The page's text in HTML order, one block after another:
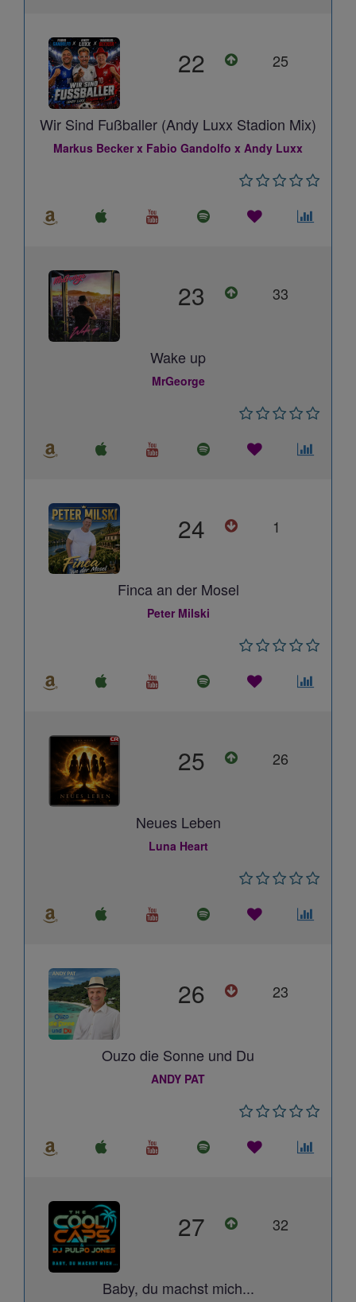
22 25
Wir Sind Fußballer (Andy Luxx Stadion Mix)
Markus Becker x Fabio Gandolfo x Andy Luxx
23 33
Wake up
MrGeorge
24 1
Finca an der Mosel
Peter Milski
25 26
Neues Leben
Luna Heart
26 23
Ouzo die Sonne und Du
ANDY PAT
27 32
Baby, du machst mich...